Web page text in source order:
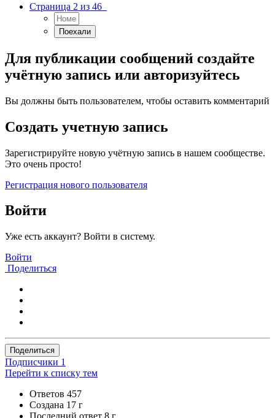
Страница 2 из 46
Для публикации сообщений создайте
учётную запись или авторизуйтесь
Вы должны быть пользователем, чтобы оставить комментарий
Создать учетную запись
Зарегистрируйте новую учётную запись в нашем сообществе.
Это очень просто!
Регистрация нового пользователя
Войти
Уже есть аккаунт? Войти в систему.
Войти
Поделиться
Поделиться
Подписчики 1
Перейти к списку тем
Ответов 457
Создана 17 г